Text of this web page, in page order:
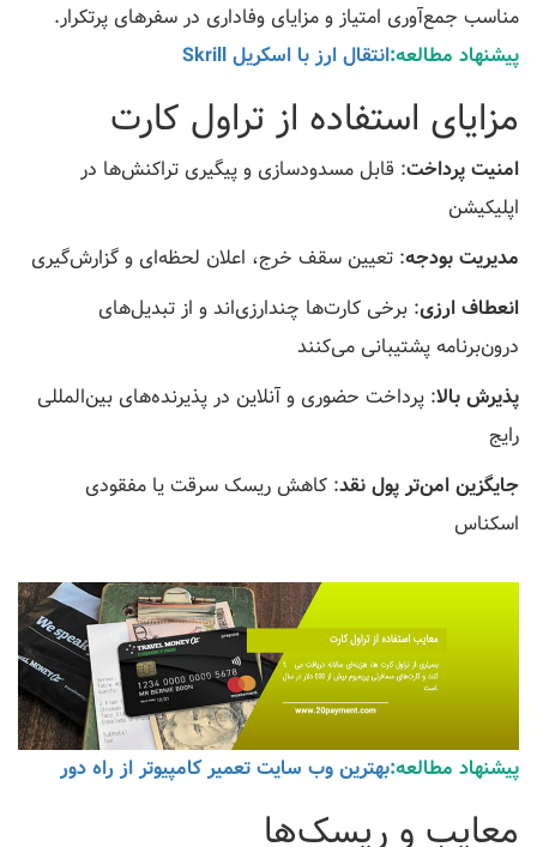
مناسب جمع‌آوری امتیاز و مزایای وفاداری در سفرهای پرتکرار.
پیشنهاد مطالعه:انتقال ارز با اسکریل Skrill
مزایای استفاده از تراول کارت
امنیت پرداخت: قابل مسدودسازی و پیگیری تراکنش‌ها در
اپلیکیشن
مدیریت بودجه: تعیین سقف خرج، اعلان لحظه‌ای و گزارش‌گیری
انعطاف ارزی: برخی کارت‌ها چندارزی‌اند و از تبدیل‌های
درون‌برنامه پشتیبانی می‌کنند
پذیرش بالا: پرداخت حضوری و آنلاین در پذیرنده‌های بین‌المللی
رایج
جایگزین امن‌تر پول نقد: کاهش ریسک سرقت یا مفقودی
اسکناس
پیشنهاد مطالعه:بهترین وب سایت تعمیر کامپیوتر از راه دور
معایب و ریسک‌ها